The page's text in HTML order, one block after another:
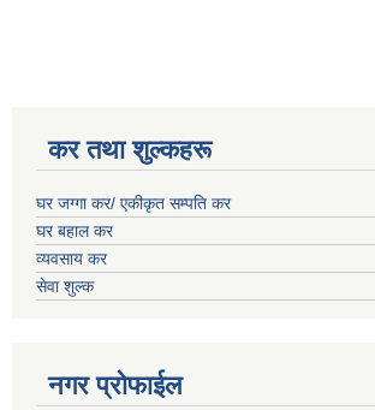
कर तथा शुल्कहरू
घर जग्गा कर/ एकीकृत सम्पति कर
घर बहाल कर
व्यवसाय कर
सेवा शुल्क
नगर प्रोफाईल